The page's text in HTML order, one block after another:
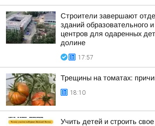
Строители завершают
зданий образовательного
центров для одаренных
долине
17:57
Трещины на томатах:
18:10
Учить детей и строить